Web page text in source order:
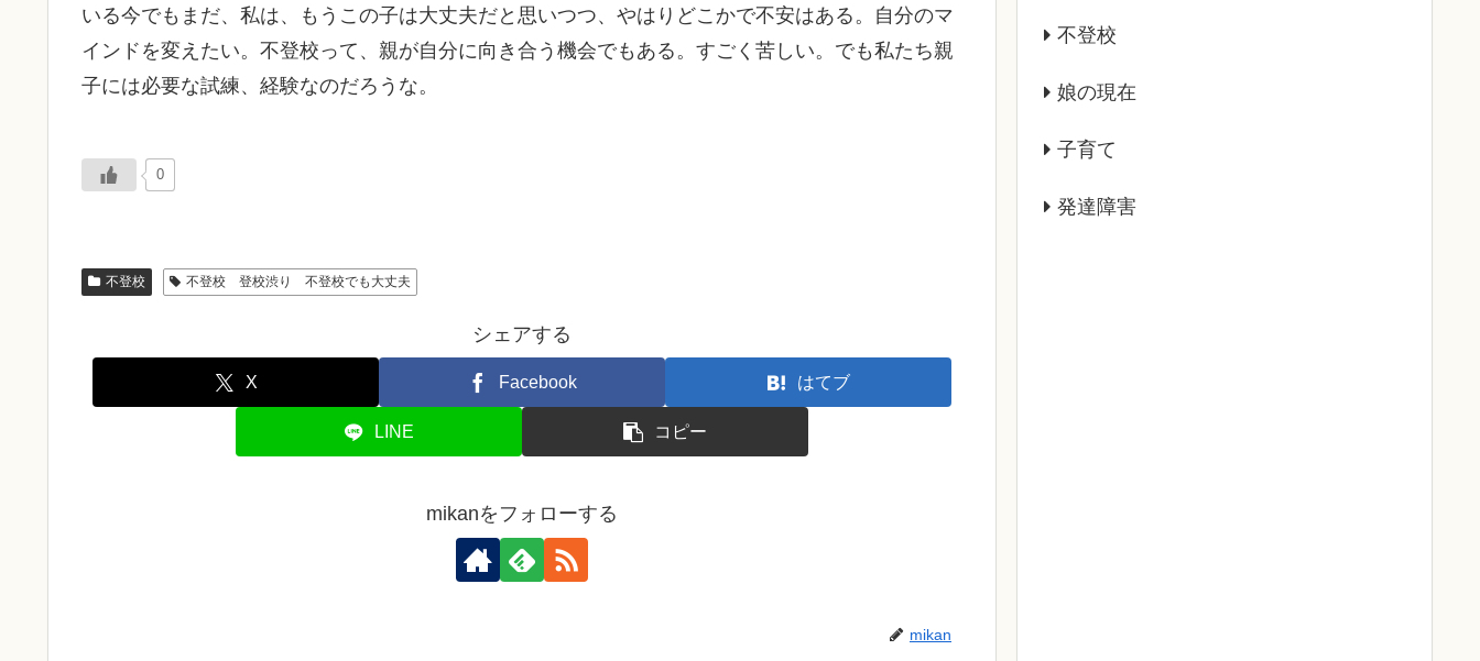
いる今でもまだ、私は、もうこの子は大丈夫だと思いつつ、やはりどこかで不安はある。自分のマ
インドを変えたい。不登校って、親が自分に向き合う機会でもある。すごく苦しい。でも私たち親
子には必要な試練、経験なのだろうな。
0
不登校 不登校 登校渋り 不登校でも大丈夫
シェアする
X Facebook はてブ
LINE コピー
mikanをフォローする
mikan
不登校
娘の現在
子育て
発達障害